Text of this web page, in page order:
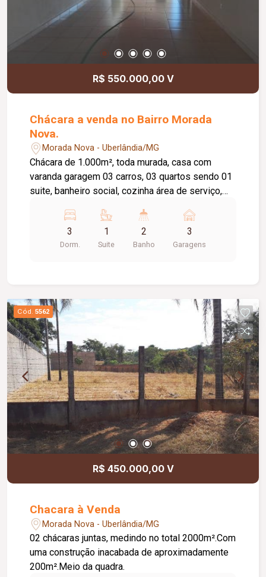
R$ 550.000,00 V
Chácara a venda no Bairro Morada
Nova.
Morada Nova - Uberlândia/MG
Chácara de 1.000m², toda murada, casa com
varanda garagem 03 carros, 03 quartos sendo 01
suite, banheiro social, cozinha área de serviço,
Piso porcelanato.
3
Dorm.
1
Suite
2
Banho
3
Garagens
Cód. 5562
R$ 450.000,00 V
Chacara à Venda
Morada Nova - Uberlândia/MG
02 chácaras juntas, medindo no total 2000m².Com
uma construção inacabada de aproximadamente
200m².Meio da quadra.